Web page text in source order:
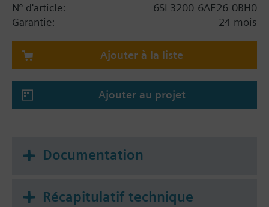
77 mm ; FSD, FSE, FSF : 123 mm.
La profondeur augmente de 10 mm lorsqu'on
utilise un BOP-2 et de 20 mm lorsqu'on utilise un
IOP-2.
N° d'article:
6SL3200-6AE26-0BH0
Garantie:
24 mois
Ajouter à la liste
Ajouter au projet
Documentation
Récapitulatif technique